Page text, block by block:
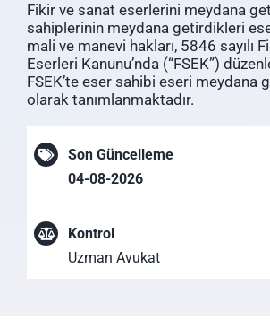
Fikir ve sanat eserlerini meydana
sahiplerinin meydana getirdikleri
mali ve manevi hakları, 5846 sayılı
Eserleri Kanunu’nda (“FSEK”)
FSEK’te eser sahibi eseri meydana
olarak tanımlanmaktadır.
Son Güncelleme
04-08-2026
Kontrol
Uzman Avukat